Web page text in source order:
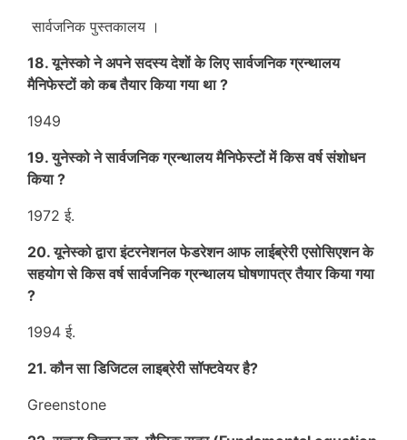
सार्वजनिक पुस्तकालय ।
18. यूनेस्को ने अपने सदस्य देशों के लिए सार्वजनिक ग्रन्थालय
मैनिफेस्टों को कब तैयार किया गया था ?
1949
19. युनेस्को ने सार्वजनिक ग्रन्थालय मैनिफेस्टों में किस वर्ष संशोधन
किया ?
1972 ई.
20. यूनेस्को द्वारा इंटरनेशनल फेडरेशन आफ लाईब्रेरी एसोसिएशन के
सहयोग से किस वर्ष सार्वजनिक ग्रन्थालय घोषणापत्र तैयार किया गया
?
1994 ई.
21. कौन सा डिजिटल लाइब्रेरी सॉफ्टवेयर है?
Greenstone